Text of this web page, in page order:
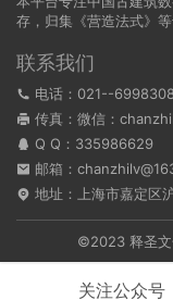
存，归集《营造法式》
联系我们
电话：021--
传真：微信：
Q Q： 335986629
邮箱：
地址：上海市嘉定区
©2023 释圣文
关注公众号